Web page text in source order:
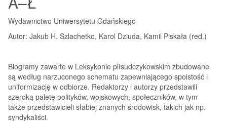
Wydawnictwo Uniwersytetu Gdańskiego
Autor: Jakub H. Szlachetko, Karol Dziuda, Kamil Piskała (red.)
Biogramy zawarte w Leksykonie piłsudczykowskim zbudowane
są według narzuconego schematu zapewniającego spoistość i
uniformizację w odbiorze. Redaktorzy i autorzy przedstawili
szeroką paletę polityków, wojskowych, społeczników, w tym
także przedstawicieli słabiej znanych środowisk, takich jak np.
syndykaliści.